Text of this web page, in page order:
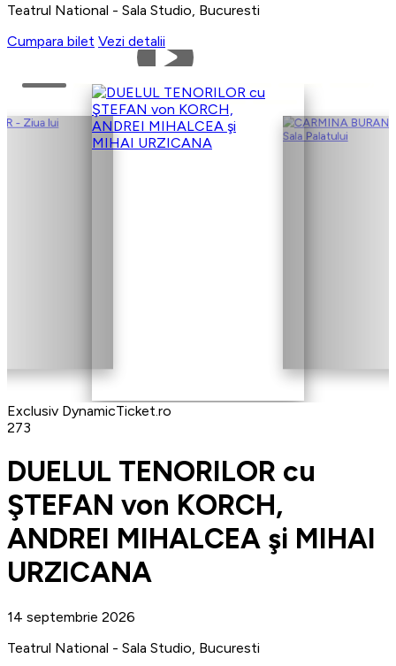
Teatrul National - Sala Studio, Bucuresti
Cumpara bilet Vezi detalii
Exclusiv DynamicTicket.ro
273
DUELUL TENORILOR cu
ŞTEFAN von KORCH,
ANDREI MIHALCEA şi MIHAI
URZICANA
14 septembrie 2026
Teatrul National - Sala Studio, Bucuresti